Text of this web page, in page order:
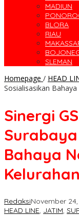
MADIUN
BLORA
RIAU
SLEMAN
Homepage / HEAD
Sosialisasikan
Sinergi
Bahaya
RedaksiNovember
HEAD LINE, JATIM,